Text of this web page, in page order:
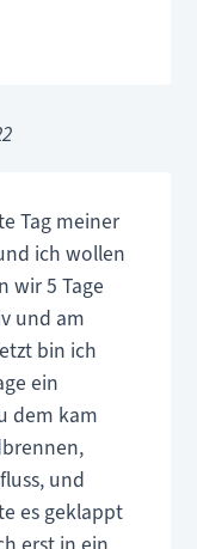
Tag meiner
ich wollen
wir 5 Tage
und am
bin ich
ein
dem kam
und
es geklappt
erst in ein